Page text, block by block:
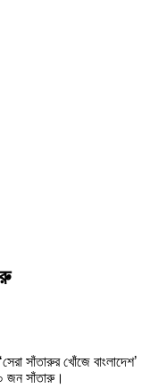
সাঁতারুর খোঁজে বাংলাদেশ’
জন সাঁতারু।